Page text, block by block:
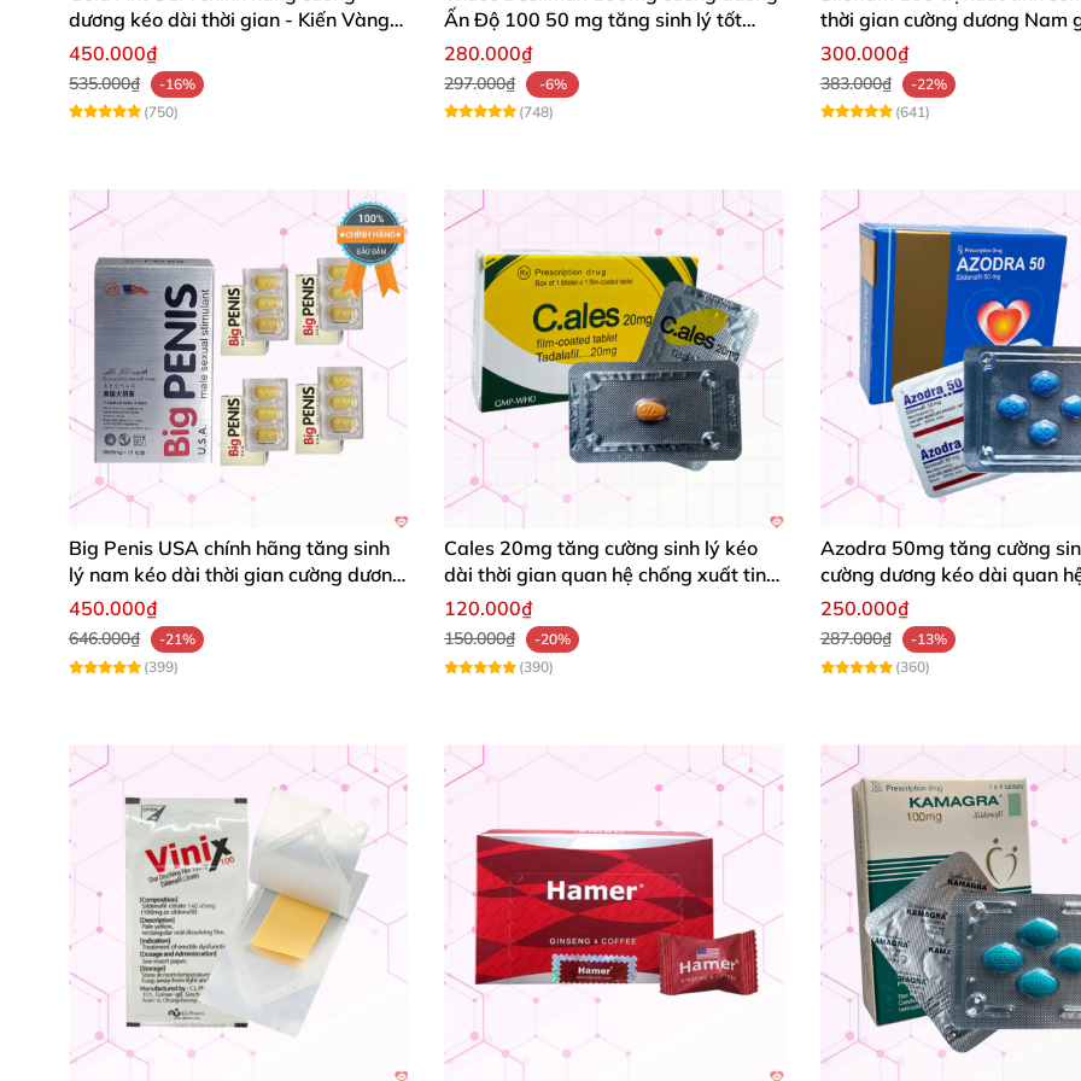
dương kéo dài thời gian - Kiến Vàng
Đen Tây Tạng
450.000₫
535.000₫
-16%
(750)
Ấn Độ 100 50 mg tăng sinh lý tốt
nhất
280.000₫
297.000₫
-6%
(748)
thời gian cường dương Nam
300.000₫
383.000₫
-22%
(641)
Big Penis USA chính hãng tăng sinh
lý nam kéo dài thời gian cường dương
hộp 12 viên
450.000₫
646.000₫
-21%
(399)
Cales 20mg tăng cường sinh lý kéo
dài thời gian quan hệ chống xuất tinh
sớm
120.000₫
150.000₫
-20%
(390)
Azodra 50mg tăng cường
cường dương kéo dài quan
250.000₫
287.000₫
-13%
(360)